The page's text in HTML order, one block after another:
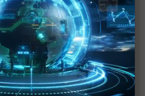
變 高油價恐難持續
村田成關鍵風向球、三星電機
東風汽車合作 在中國、歐洲共